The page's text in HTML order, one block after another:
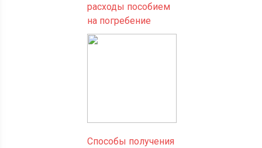
расходы пособием
на погребение
Способы получения